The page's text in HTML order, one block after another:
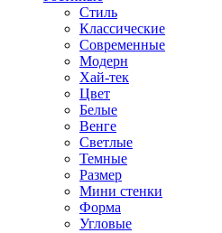
Стиль
Классические
Современные
Модерн
Хай-тек
Цвет
Белые
Венге
Светлые
Темные
Размер
Мини стенки
Форма
Угловые